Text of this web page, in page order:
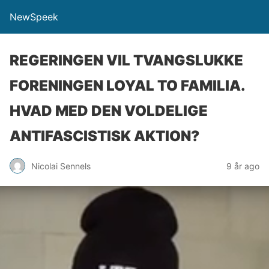
NewSpeek
REGERINGEN VIL TVANGSLUKKE
FORENINGEN LOYAL TO FAMILIA.
HVAD MED DEN VOLDELIGE
ANTIFASCISTISK AKTION?
Nicolai Sennels 9 år ago